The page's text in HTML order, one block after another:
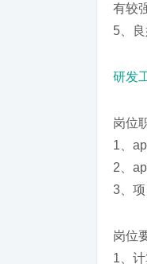
有较
5、
研发
岗位
1、
2、
3、项
岗位
1、